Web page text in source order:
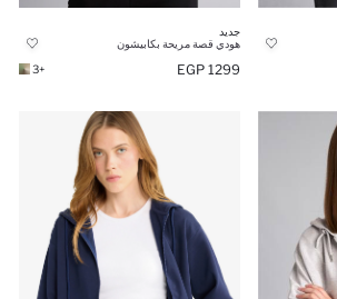
جديد
هودي قصة مريحة بكابيشون
1299 EGP
+3